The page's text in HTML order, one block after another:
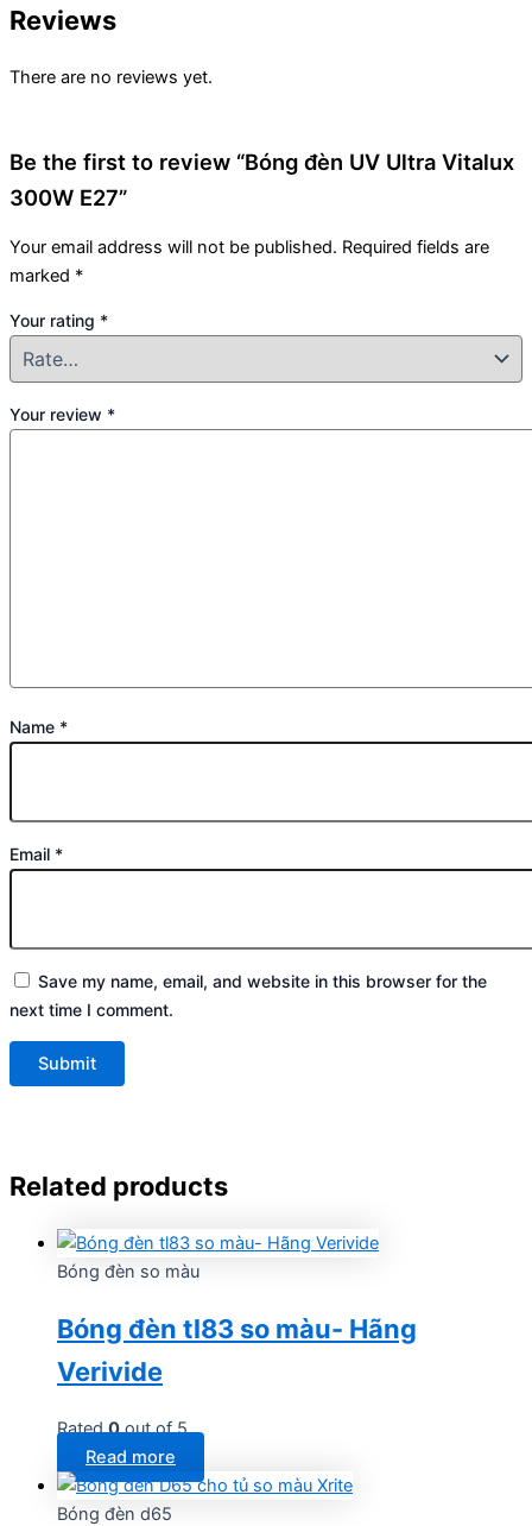
Reviews
There are no reviews yet.
Be the first to review “Bóng đèn UV Ultra Vitalux
300W E27”
Your email address will not be published. Required fields are
marked *
Your rating *
Your review *
Name *
Email *
Save my name, email, and website in this browser for the
next time I comment.
Related products
Bóng đèn so màu
Bóng đèn tl83 so màu- Hãng
Verivide
Rated0out of 5
Read more
Bóng đèn d65